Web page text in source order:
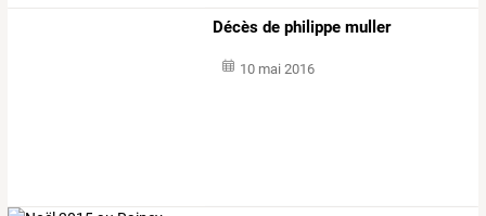
Décès de philippe muller
10 mai 2016